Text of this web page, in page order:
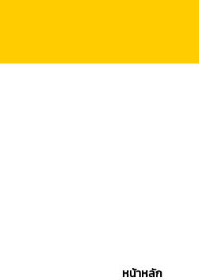
หน้าหลัก